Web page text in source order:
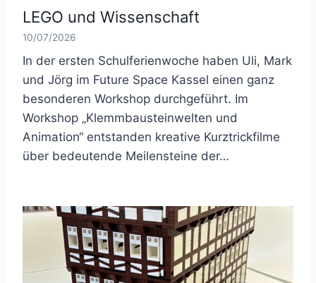
LEGO und Wissenschaft
10/07/2026
In der ersten Schulferienwoche haben Uli, Mark
und Jörg im Future Space Kassel einen ganz
besonderen Workshop durchgeführt. Im
Workshop „Klemmbausteinwelten und
Animation“ entstanden kreative Kurztrickfilme
über bedeutende Meilensteine der…